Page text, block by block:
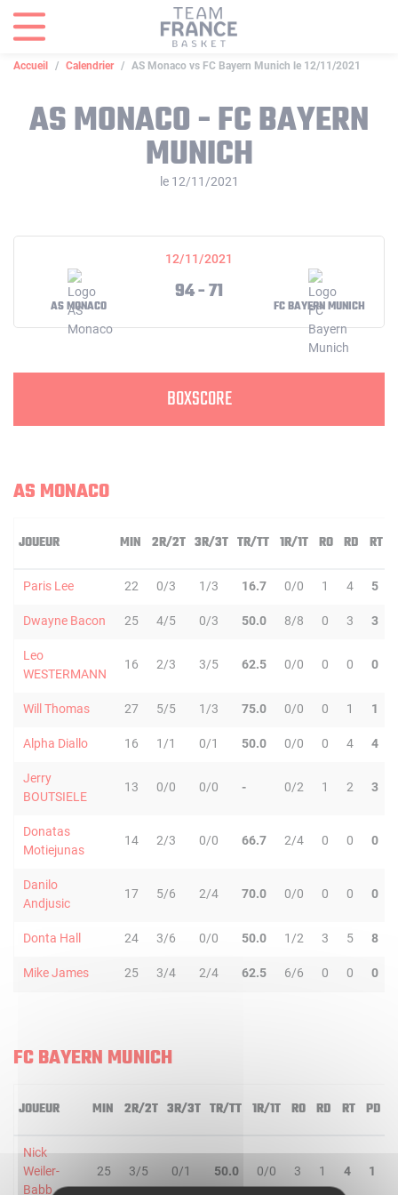
Accueil Calendrier AS Monaco vs FC Bayern Munich le 12/11/2021
AS MONACO - FC BAYERN
MUNICH
le 12/11/2021
12/11/2021
AS MONACO
94 - 71
FC BAYERN MUNICH
BOXSCORE
AS MONACO
JOUEUR MIN 2R/2T 3R/3T TR/TT 1R/1T RO RD RT
Paris Lee 22 0/3 1/3 16.7 0/0 1 4 5
Dwayne Bacon 25 4/5 0/3 50.0 8/8 0 3 3
Leo
WESTERMANN
16 2/3 3/5 62.5 0/0 0 0 0
Will Thomas 27 5/5 1/3 75.0 0/0 0 1 1
Alpha Diallo 16 1/1 0/1 50.0 0/0 0 4 4
Jerry
BOUTSIELE
13 0/0 0/0 - 0/2 1 2 3
Donatas
Motiejunas
14 2/3 0/0 66.7 2/4 0 0 0
Danilo
Andjusic
17 5/6 2/4 70.0 0/0 0 0 0
Donta Hall 24 3/6 0/0 50.0 1/2 3 5 8
Mike James 25 3/4 2/4 62.5 6/6 0 0 0
FC BAYERN MUNICH
JOUEUR MIN 2R/2T 3R/3T TR/TT 1R/1T RO RD RT PD
Nick
Weiler-
Babb
25 3/5 0/1 50.0 0/0 3 1 4 1
Panneau de gestion des cookies